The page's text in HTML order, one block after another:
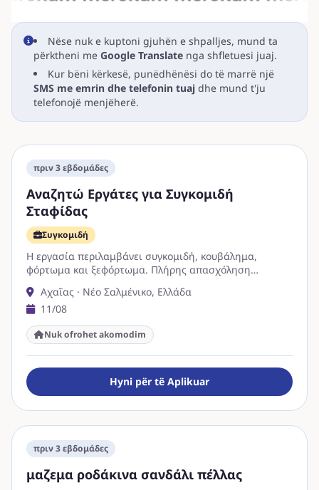
Nëse nuk e kuptoni gjuhën e shpalljes, mund ta
përktheni me Google Translate nga shfletuesi juaj.
Kur bëni kërkesë, punëdhënësi do të marrë një
SMS me emrin dhe telefonin tuaj dhe mund t'ju
telefonojë menjëherë.
πριν 3 εβδομάδες
Αναζητώ Εργάτες για Συγκομιδή
Σταφίδας
Συγκομιδή
Η εργασία περιλαμβάνει συγκομιδή, κουβάλημα,
φόρτωμα και ξεφόρτωμα. Πλήρης απασχόληση
Αχαΐας · Νέο Σαλμένικο, Ελλάδα
11/08
Nuk ofrohet akomodim
Hyni për të Aplikuar
πριν 3 εβδομάδες
μαζεμα ροδάκινα σανδάλι πέλλας